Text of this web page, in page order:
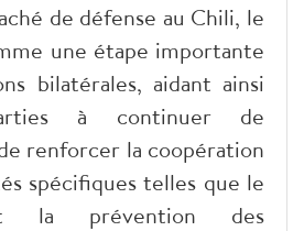
de défense au Chili, le
une étape importante
bilatérales, aidant ainsi
à continuer de
renforcer la coopération
spécifiques telles que le
la prévention des